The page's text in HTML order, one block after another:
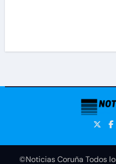
©Noticias Coruña Todos